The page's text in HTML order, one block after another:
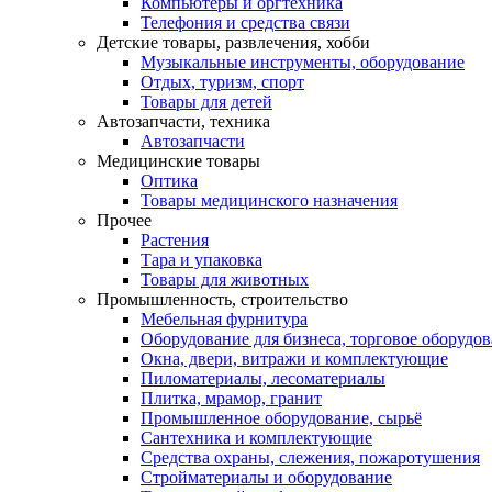
Телефония и средства связи
Детские товары, развлечения, хобби
Музыкальные инструменты, оборудование
Отдых, туризм, спорт
Товары для детей
Автозапчасти, техника
Автозапчасти
Медицинские товары
Оптика
Товары медицинского назначения
Прочее
Растения
Тара и упаковка
Товары для животных
Промышленность, строительство
Мебельная фурнитура
Оборудование для бизнеса, торговое
Окна, двери, витражи и комплектующие
Пиломатериалы, лесоматериалы
Плитка, мрамор, гранит
Промышленное оборудование, сырьё
Сантехника и комплектующие
Средства охраны, слежения, пожаротушения
Стройматериалы и оборудование